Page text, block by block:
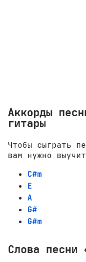
Аккорды
гитары
Чтобы сыграть
вам нужно
C#m
E
A
G#
G#m
Слова песни